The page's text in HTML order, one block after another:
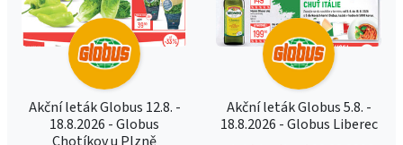
Akční leták Globus 12.8. -
18.8.2026 - Globus
Akční leták Globus 5.8. -
18.8.2026 - Globus Liberec